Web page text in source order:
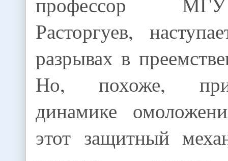
Расторгуев,
разрывах в
Но, похоже,
динамике
этот защитный